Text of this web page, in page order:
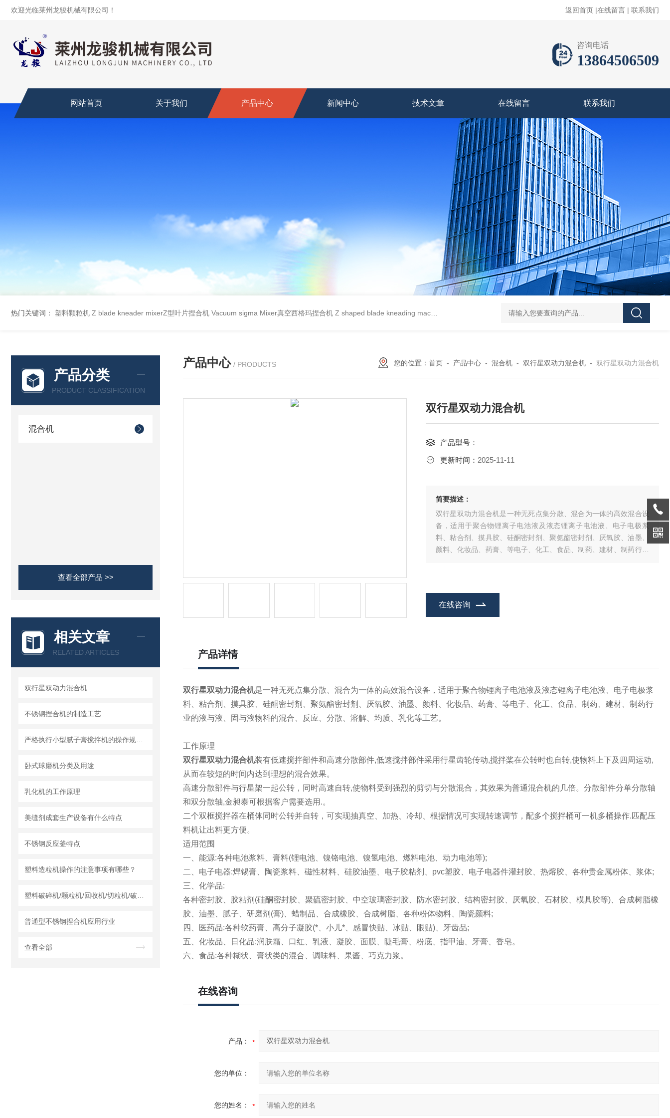
欢迎光临莱州龙骏机械有限公司！ 返回首页 |在线留言 | 联系我们
咨询电话
13864506509
网站首页 关于我们 产品中心 新闻中心 技术文章 在线留言 联系我们
热门关键词： 塑料颗粒机 Z blade kneader mixerZ型叶片捏合机 Vacuum sigma Mixer真空西格玛捏合机 Z shaped blade kneading machineZ型捏合机 Z shaped blade sigma mixerZ型捏合机 Vacuum Kneader真
产品分类
PRODUCT CLASSIFICATION
混合机
查看全部产品 >>
相关文章
RELATED ARTICLES
双行星双动力混合机
不锈钢捏合机的制造工艺
卧式球磨机分类及用途
乳化机的工作原理
美缝剂成套生产设备有什么特点
不锈钢反应釜特点
塑料造粒机操作的注意事项有哪些？
普通型不锈钢捏合机应用行业
查看全部
产品中心 / PRODUCTS 您的位置： 首页 - 产品中心 - 混合机 - 双行星双动力混合机 - 双行星双动力混合机
双行星双动力混合机
产品型号：
更新时间： 2025-11-11
简要描述：
双行星双动力混合机是一种无死点集分散、混合为一体的高效混合设
备，适用于聚合物锂离子电池液及液态锂离子电池液、电子电极浆
料、粘合剂、摸具胶、硅酮密封剂、聚氨酯密封剂、厌氧胶、油墨、
颜料、化妆品、药膏、等电子、化工、食品、制药、建材、制药行业
在线咨询
产品详情
双行星双动力混合机是一种无死点集分散、混合为一体的高效混合设备，适用于聚合物锂离子电池液及液态锂离子电池液、电子电极浆
料、粘合剂、摸具胶、硅酮密封剂、聚氨酯密封剂、厌氧胶、油墨、颜料、化妆品、药膏、等电子、化工、食品、制药、建材、制药行
业的液与液、固与液物料的混合、反应、分散、溶解、均质、乳化等工艺。
工作原理
双行星双动力混合机装有低速搅拌部件和高速分散部件,低速搅拌部件采用行星齿轮传动,搅拌桨在公转时也自转,使物料上下及四周运动,
从而在较短的时间内达到理想的混合效果。
高速分散部件与行星架一起公转，同时高速自转,使物料受到强烈的剪切与分散混合，其效果为普通混合机的几倍。分散部件分单分散轴
和双分散轴,金昶泰可根据客户需要选用.。
二个双框搅拌器在桶体同时公转并自转，可实现抽真空、加热、冷却、根据情况可实现转速调节，配多个搅拌桶可一机多桶操作.匹配压
料机让出料更方便。
适用范围
一、能源:各种电池浆料、膏料(锂电池、镍铬电池、镍氢电池、燃料电池、动力电池等);
二、电子电器:焊锡膏、陶瓷浆料、磁性材料、硅胶油墨、电子胶粘剂、pvc塑胶、电子电器件灌封胶、热熔胶、各种贵金属粉体、浆体;
三、化学品:
各种密封胶、胶粘剂(硅酮密封胶、聚硫密封胶、中空玻璃密封胶、防水密封胶、结构密封胶、厌氧胶、石材胶、模具胶等)、合成树脂橡
胶、油墨、腻子、研磨剂(膏)、蜡制品、合成橡胶、合成树脂、各种粉体物料、陶瓷颜料;
四、医药品:各种软药膏、高分子凝胶(*、小儿*、感冒快贴、冰贴、眼贴)、牙齿品;
五、化妆品、日化品:润肤霜、口红、乳液、凝胶、面膜、睫毛膏、粉底、指甲油、牙膏、香皂。
六、食品:各种糊状、膏状类的混合、调味料、果酱、巧克力浆。
在线咨询
产品：
您的单位：
您的姓名：